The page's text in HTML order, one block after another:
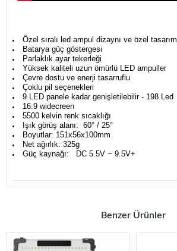
Özel sıralı led ampul dizaynı ve özel tasarım
Batarya güç göstergesi
Parlaklık ayar tekerleği
Yüksek kaliteli uzun ömürlü LED ampuller
Çevre dostu ve enerji tasarruflu
Çoklu pil seçenekleri
9 LED panele kadar genişletilebilir - 198 Led
16:9 widecreen
5500 kelvin renk sıcaklığı
Işık görüş alanı: 60° / 25°
Boyutlar: 151x56x100mm
Net ağırlık: 325g
Güç kaynağı: DC 5.5V ~ 9.5V+
Benzer Ürünler